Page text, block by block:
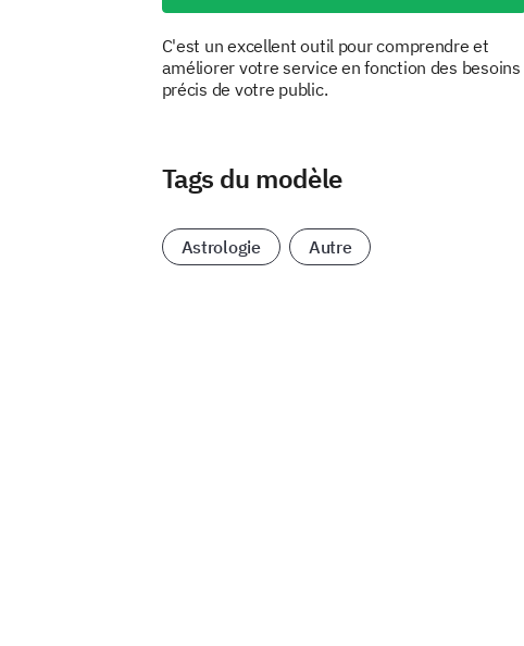
C'est un excellent outil pour comprendre et
améliorer votre service en fonction des besoins
précis de votre public.
Tags du modèle
Astrologie Autre